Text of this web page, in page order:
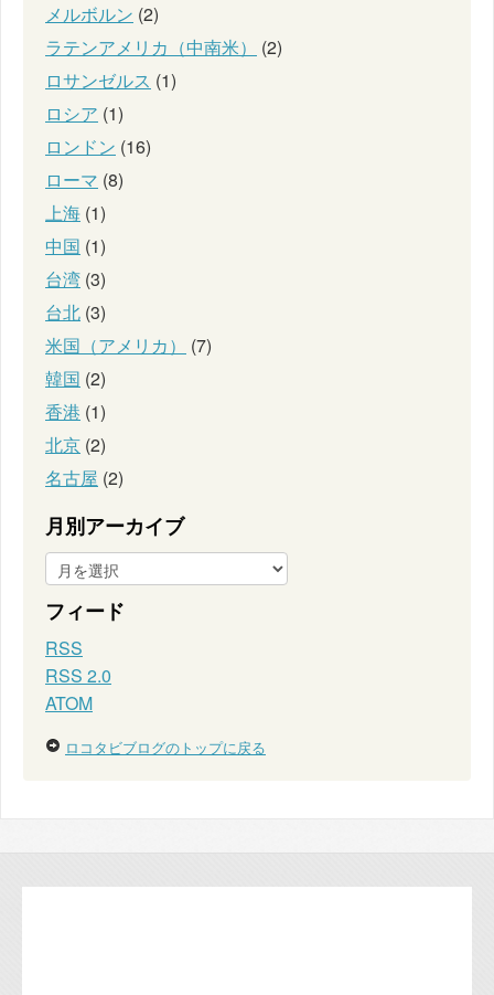
メルボルン (2)
ラテンアメリカ（中南米）
(2)
ロサンゼルス (1)
ロシア (1)
ロンドン (16)
ローマ (8)
上海 (1)
中国 (1)
台湾 (3)
台北 (3)
米国（アメリカ）
(7)
韓国 (2)
香港 (1)
北京 (2)
名古屋 (2)
月別アーカイブ
フィード
RSS
RSS 2.0
ATOM
ロコタビブログのトップに戻る